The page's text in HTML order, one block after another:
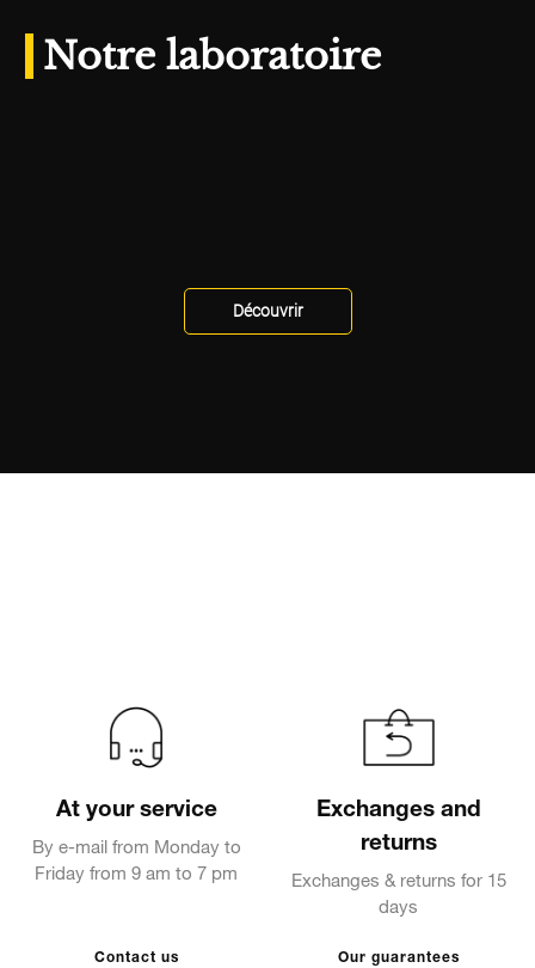
Notre laboratoire
Découvrir
At your service
By e-mail from Monday to
Friday from 9 am to 7 pm
Contact us
Exchanges and
returns
Exchanges & returns for 15
days
Our guarantees